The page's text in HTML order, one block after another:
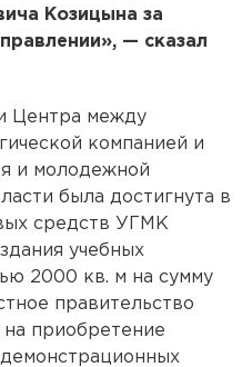
Козицына за
— сказал
Центра между
компанией и
и молодежной
была достигнута в
средств УГМК
учебных
2000 кв. м на сумму
правительство
приобретение